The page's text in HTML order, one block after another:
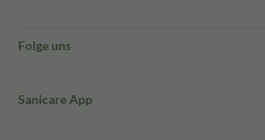
Folge uns
Sanicare App